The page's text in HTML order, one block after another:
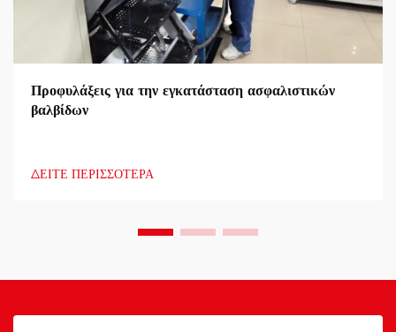
Προφυλάξεις για την εγκατάσταση ασφαλιστικών
βαλβίδων
ΔΕΙΤΕ ΠΕΡΙΣΣΟΤΕΡΑ